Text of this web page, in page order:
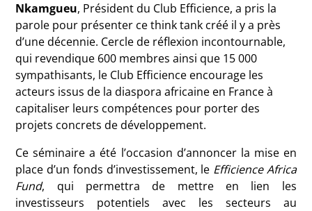
Nkamgueu, Président du Club Efficience, a pris la
parole pour présenter ce think tank créé il y a près
d’une décennie. Cercle de réflexion incontournable,
qui revendique 600 membres ainsi que 15 000
sympathisants, le Club Efficience encourage les
acteurs issus de la diaspora africaine en France à
capitaliser leurs compétences pour porter des
projets concrets de développement.
Ce séminaire a été l’occasion d’annoncer la mise en
place d’un fonds d’investissement, le Efficience Africa
Fund, qui permettra de mettre en lien les
investisseurs potentiels avec les secteurs au